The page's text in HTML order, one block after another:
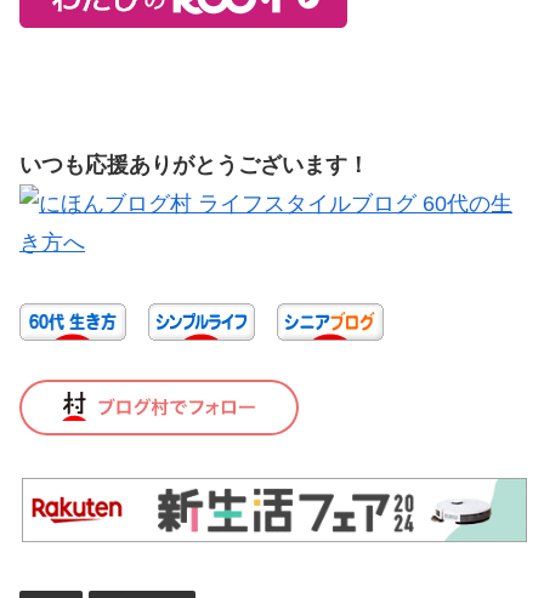
いつも応援ありがとうございます！